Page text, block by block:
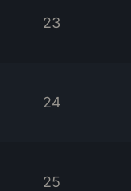
23
24
25